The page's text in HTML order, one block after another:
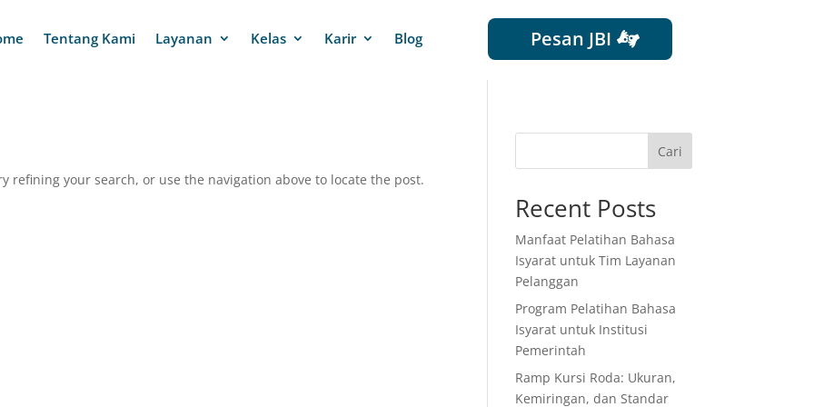
Tentang Kami Layanan Kelas Karir Blog Pesan JBI
refining your search, or use the navigation above to locate the post.
Cari
Recent Posts
Manfaat Pelatihan Bahasa
Isyarat untuk Tim Layanan
Pelanggan
Program Pelatihan Bahasa
Isyarat untuk Institusi
Pemerintah
Ramp Kursi Roda: Ukuran,
Kemiringan, dan Standar